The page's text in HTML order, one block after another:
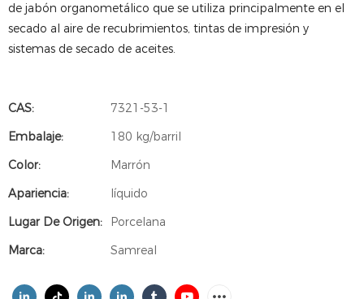
de jabón organometálico que se utiliza principalmente en el
secado al aire de recubrimientos, tintas de impresión y
sistemas de secado de aceites.
CAS:
7321-53-1
Embalaje:
180 kg/barril
Color:
Marrón
Apariencia:
líquido
Lugar De Origen:
Porcelana
Marca:
Samreal